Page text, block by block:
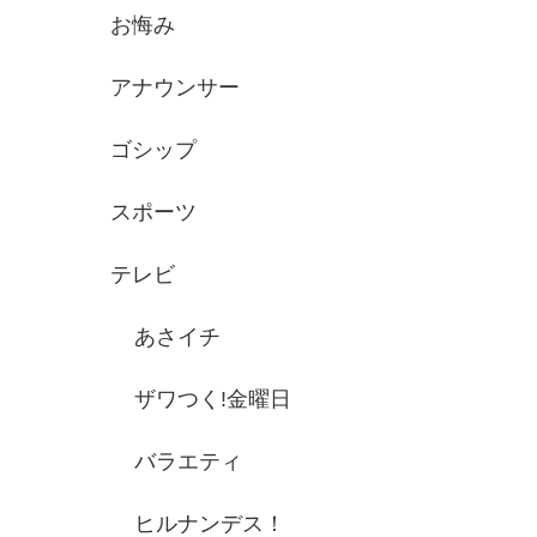
お悔み
アナウンサー
ゴシップ
スポーツ
テレビ
あさイチ
ザワつく!金曜日
バラエティ
ヒルナンデス！